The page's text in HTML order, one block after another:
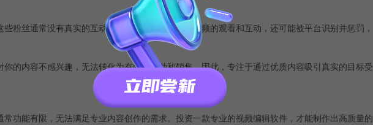
粉丝通常没有真实的互动和参与，不仅不会提升视频的观看和互动，还可能被平台识别并惩罚，
的内容不感兴趣，无法转化为有效的互动和销售。因此，专注于通过优质内容吸引真实的目标受
功能有限，无法满足专业内容创作的需求。投资一款专业的视频编辑软件，才能制作出高质量的